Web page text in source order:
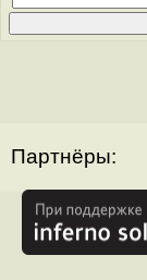
Партнёры: